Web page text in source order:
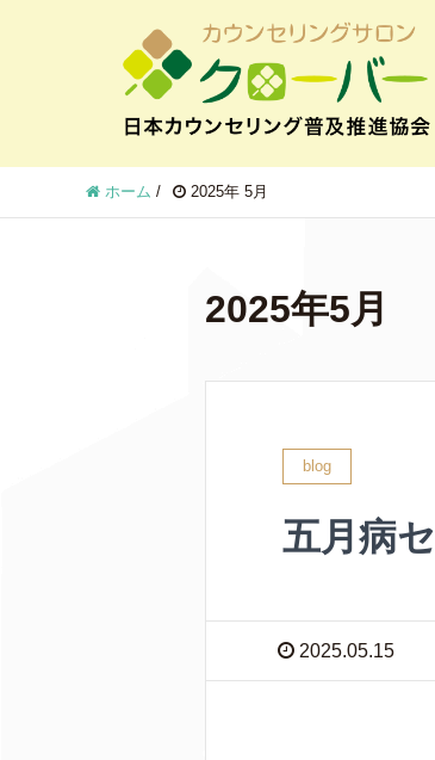
ホーム / 2025年 5月
2025年5月
blog
五月病
2025.05.15